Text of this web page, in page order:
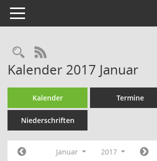
Toggle navigation
Rechercheauswahl
RSS-Feed
Kalender 2017 Januar
Kalender Termine
Niederschriften
Januar 2017